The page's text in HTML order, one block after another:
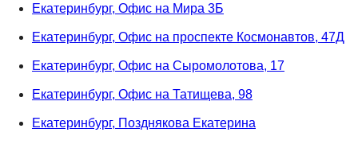
Екатеринбург, Офис на Мира 3Б
Екатеринбург, Офис на проспекте Космонавтов, 47Д
Екатеринбург, Офис на Сыромолотова, 17
Екатеринбург, Офис на Татищева, 98
Екатеринбург, Позднякова Екатерина